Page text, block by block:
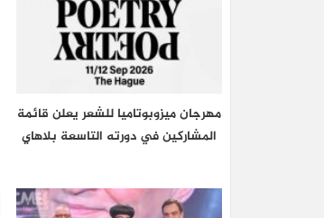
مهرجان ميزوبوتاميا للشعر يعلن قائمة
المشاركين في دورته التاسعة بلاهاي